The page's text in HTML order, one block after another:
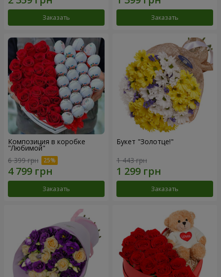
Заказать Заказать
Композиция в коробке
"Любимой"
6 399 грн
Заказать
Букет "Золотце!"
1 443 грн
Заказать